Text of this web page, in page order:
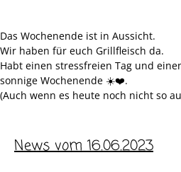
Das Wochenende ist in Aussicht.
Wir haben für euch Grillfleisch da.
Habt einen stressfreien Tag und
sonnige Wochenende ☀️❤️.
(Auch wenn es heute noch nicht so
News vom 16.06.2023